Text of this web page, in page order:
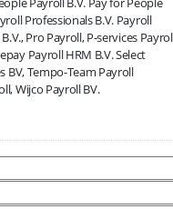
Professionals B.V. Payroll
Pro Payroll, P-services
Payroll HRM B.V. Select
BV, Tempo-Team Payroll
Wijco Payroll BV.